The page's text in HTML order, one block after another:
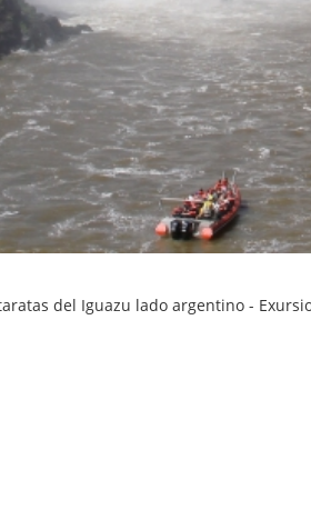
del Iguazu lado argentino -